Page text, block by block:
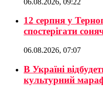
12 серпня у
спостерігати
06.08.2026, 07:07
В Україні
культурний